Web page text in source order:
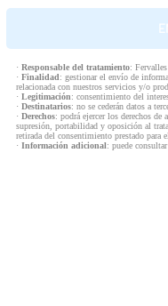
· Responsable del tratamiento: Fervalles
· Finalidad: gestionar el envío de
relacionada con nuestros servicios y/o
· Legitimación: consentimiento del
· Destinatarios: no se cederán datos a
· Derechos: podrá ejercer los derechos de
supresión, portabilidad y oposición al
retirada del consentimiento prestado para
· Información adicional: puede